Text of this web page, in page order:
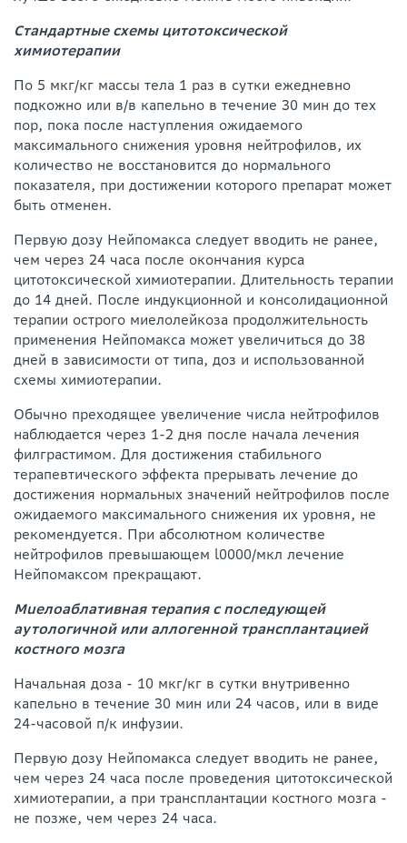
Стандартные схемы цитотоксической
химиотерапии
По 5 мкг/кг массы тела 1 раз в сутки ежедневно
подкожно или в/в капельно в течение 30 мин до тех
пор, пока после наступления ожидаемого
максимального снижения уровня нейтрофилов, их
количество не восстановится до нормального
показателя, при достижении которого препарат может
быть отменен.
Первую дозу Нейпомакса следует вводить не ранее,
чем через 24 часа после окончания курса
цитотоксической химиотерапии. Длительность терапии
до 14 дней. После индукционной и консолидационной
терапии острого миелолейкоза продолжительность
применения Нейпомакса может увеличиться до 38
дней в зависимости от типа, доз и использованной
схемы химиотерапии.
Обычно преходящее увеличение числа нейтрофилов
наблюдается через 1-2 дня после начала лечения
филграстимом. Для достижения стабильного
терапевтического эффекта прерывать лечение до
достижения нормальных значений нейтрофилов после
ожидаемого максимального снижения их уровня, не
рекомендуется. При абсолютном количестве
нейтрофилов превышающем l0000/мкл лечение
Нейпомаксом прекращают.
Мuелоаблативная терапия с последующей
аутологичной или аллогенной трансплан­тацией
костного мозга
Начальная доза - 10 мкг/кг в сутки внутривенно
капельно в течение 30 мин или 24 часов, или в виде
24-часовой п/к инфузии.
Первую дозу Нейпомакса следует вводить не ранее,
чем через 24 часа после проведения цитотоксической
химиотерапии, а при трансплантации костного мозга -
не позже, чем через 24 часа.